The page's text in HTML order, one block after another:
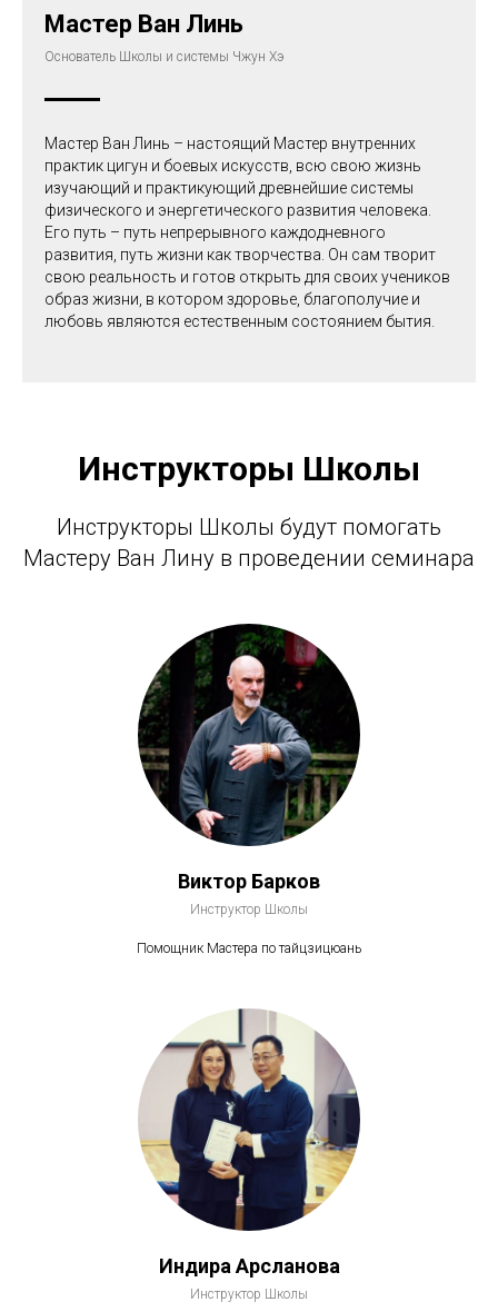
Мастер Ван Линь
Основатель Школы и системы Чжун Хэ
Мастер Ван Линь – настоящий Мастер внутренних
практик цигун и боевых искусств, всю свою жизнь
изучающий и практикующий древнейшие системы
физического и энергетического развития человека.
Его путь – путь непрерывного каждодневного
развития, путь жизни как творчества. Он сам творит
свою реальность и готов открыть для своих учеников
образ жизни, в котором здоровье, благополучие и
любовь являются естественным состоянием бытия.
Инструкторы Школы
Инструкторы Школы будут помогать
Мастеру Ван Лину в проведении семинара
Виктор Барков
Инструктор Школы
Помощник Мастера по тайцзицюань
Индира Арсланова
Инструктор Школы